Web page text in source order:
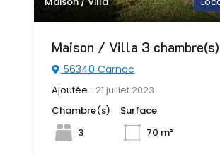
Maison / Villa 3
56340 Carnac
Ajoutée : 21 juillet 2023
Chambre(s)
3
Surface
70 m²